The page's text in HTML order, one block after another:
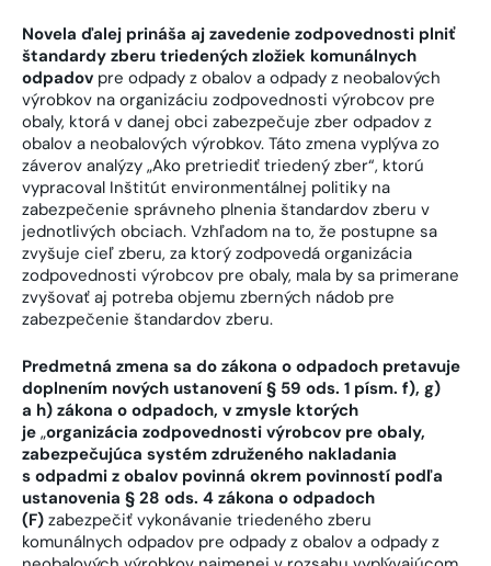
Novela ďalej prináša aj zavedenie zodpovednosti plniť
štandardy zberu triedených zložiek komunálnych
odpadov pre odpady z obalov a odpady z neobalových
výrobkov na organizáciu zodpovednosti výrobcov pre
obaly, ktorá v danej obci zabezpečuje zber odpadov z
obalov a neobalových výrobkov. Táto zmena vyplýva zo
záverov analýzy „Ako pretriediť triedený zber“, ktorú
vypracoval Inštitút environmentálnej politiky na
zabezpečenie správneho plnenia štandardov zberu v
jednotlivých obciach. Vzhľadom na to, že postupne sa
zvyšuje cieľ zberu, za ktorý zodpovedá organizácia
zodpovednosti výrobcov pre obaly, mala by sa primerane
zvyšovať aj potreba objemu zberných nádob pre
zabezpečenie štandardov zberu.
Predmetná zmena sa do zákona o odpadoch pretavuje
doplnením nových ustanovení § 59 ods. 1 písm. f), g)
a h) zákona o odpadoch, v zmysle ktorých
je „organizácia zodpovednosti výrobcov pre obaly,
zabezpečujúca systém združeného nakladania
s odpadmi z obalov povinná okrem povinností podľa
ustanovenia § 28 ods. 4 zákona o odpadoch
(F) zabezpečiť vykonávanie triedeného zberu
komunálnych odpadov pre odpady z obalov a odpady z